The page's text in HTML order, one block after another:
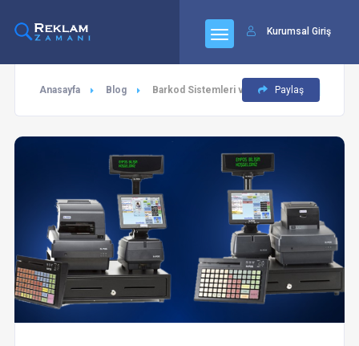
Kurumsal Giriş
Anasayfa Blog Barkod Sistemleri ve FaydalarıPaylaş